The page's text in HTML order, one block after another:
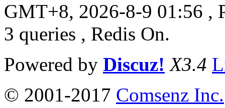
GMT+8, 2026-8-9 01:56 ,
3 queries , Redis On.
Powered by Discuz! X3.4
© 2001-2017 Comsenz Inc.